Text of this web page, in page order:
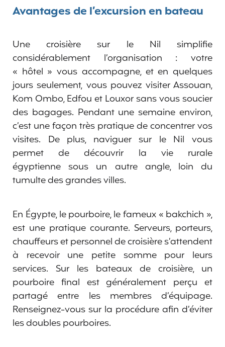
Avantages de l’excursion en bateau
Une croisière sur le Nil simplifie
considérablement l’organisation : votre
« hôtel » vous accompagne, et en quelques
jours seulement, vous pouvez visiter Assouan,
Kom Ombo, Edfou et Louxor sans vous soucier
des bagages. Pendant une semaine environ,
c’est une façon très pratique de concentrer vos
visites. De plus, naviguer sur le Nil vous
permet de découvrir la vie rurale
égyptienne sous un autre angle, loin du
tumulte des grandes villes.
En Égypte, le pourboire, le fameux « bakchich »,
est une pratique courante. Serveurs, porteurs,
chauffeurs et personnel de croisière s’attendent
à recevoir une petite somme pour leurs
services. Sur les bateaux de croisière, un
pourboire final est généralement perçu et
partagé entre les membres d’équipage.
Renseignez-vous sur la procédure afin d’éviter
les doubles pourboires.